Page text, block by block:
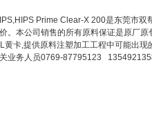
Prime Clear-X 200是东莞市
。本公司销售的所有原料保证是原厂
卡,提供原料注塑加工工程中可能出
关业务人员0769-87795123